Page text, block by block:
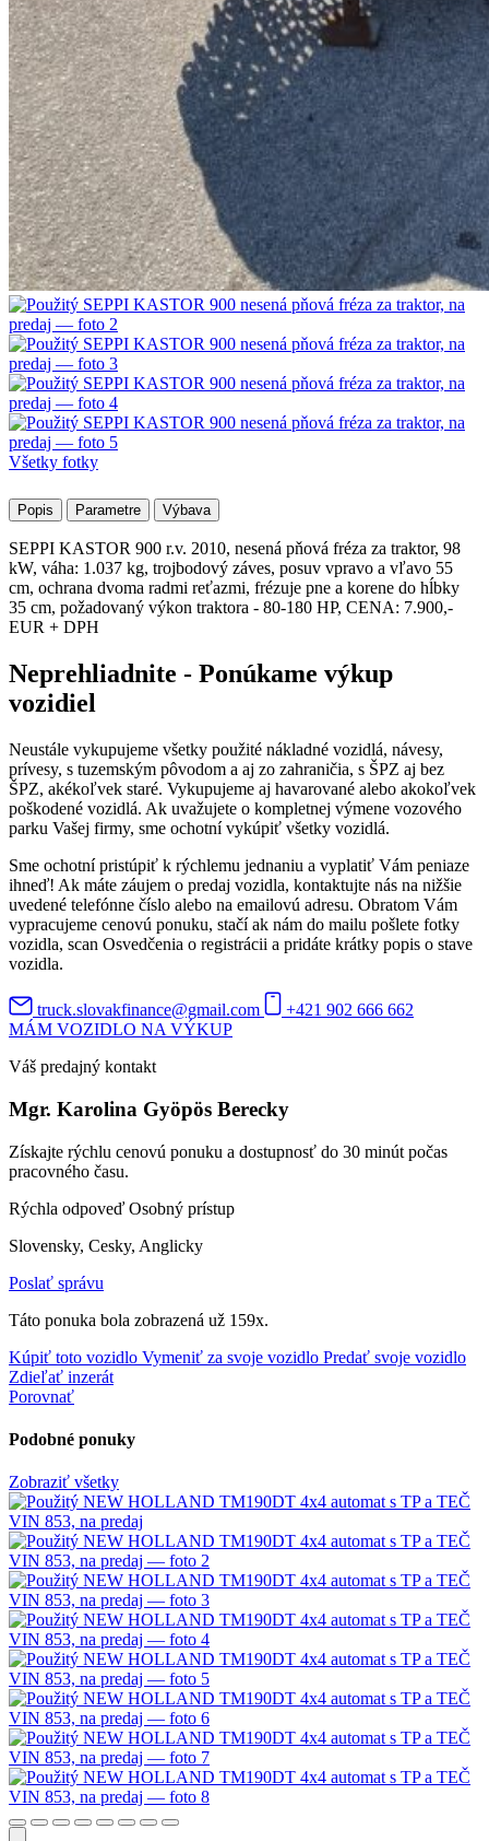
Všetky fotky
Popis Parametre Výbava
SEPPI KASTOR 900 r.v. 2010, nesená pňová fréza za traktor, 98
kW, váha: 1.037 kg, trojbodový záves, posuv vpravo a vľavo 55
cm, ochrana dvoma radmi reťazmi, frézuje pne a korene do hĺbky
35 cm, požadovaný výkon traktora - 80-180 HP, CENA: 7.900,-
EUR + DPH
Neprehliadnite - Ponúkame výkup
vozidiel
Neustále vykupujeme všetky použité nákladné vozidlá, návesy,
prívesy, s tuzemským pôvodom a aj zo zahraničia, s ŠPZ aj bez
ŠPZ, akékoľvek staré. Vykupujeme aj havarované alebo akokoľvek
poškodené vozidlá. Ak uvažujete o kompletnej výmene vozového
parku Vašej firmy, sme ochotní vykúpiť všetky vozidlá.
Sme ochotní pristúpiť k rýchlemu jednaniu a vyplatiť Vám peniaze
ihneď! Ak máte záujem o predaj vozidla, kontaktujte nás na nižšie
uvedené telefónne číslo alebo na emailovú adresu. Obratom Vám
vypracujeme cenovú ponuku, stačí ak nám do mailu pošlete fotky
vozidla, scan Osvedčenia o registrácii a pridáte krátky popis o stave
vozidla.
truck.slovakfinance@gmail.com
+421 902 666 662
MÁM VOZIDLO NA VÝKUP
Váš predajný kontakt
Mgr. Karolina Gyöpös Berecky
Získajte rýchlu cenovú ponuku a dostupnosť do 30 minút počas
pracovného času.
Rýchla odpoveď Osobný prístup
Slovensky, Cesky, Anglicky
Poslať správu
Táto ponuka bola zobrazená už 159x.
Kúpiť toto vozidlo Vymeniť za svoje vozidlo Predať svoje vozidlo
Zdieľať inzerát
Porovnať
Podobné ponuky
Zobraziť všetky